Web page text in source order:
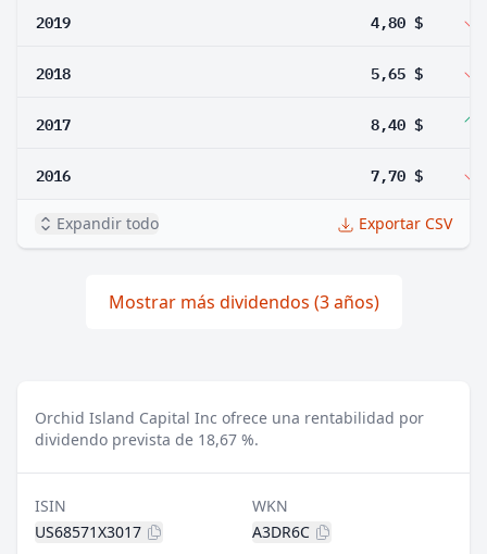
2019 4,80 $
2018 5,65 $
2017 8,40 $
2016 7,70 $
Expandir todo Exportar CSV
Mostrar más dividendos (3 años)
Orchid Island Capital Inc ofrece una rentabilidad por
dividendo prevista de 18,67 %.
ISIN
US68571X3017
WKN
A3DR6C